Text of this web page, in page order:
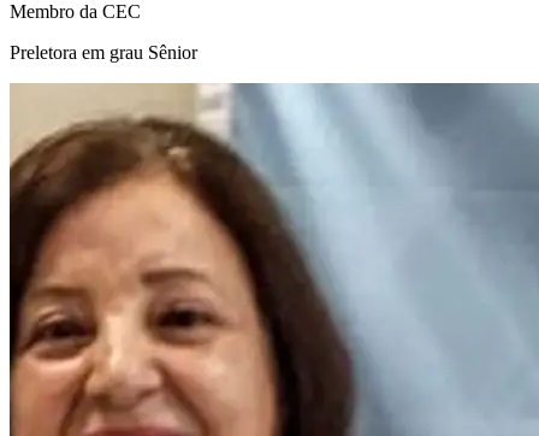
Membro da CEC
Preletora em grau Sênior